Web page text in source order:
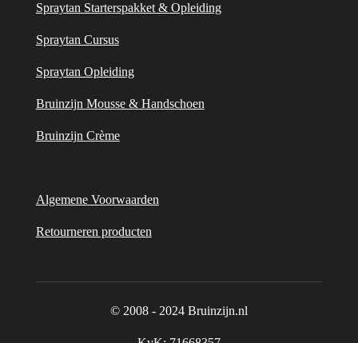
Spraytan Starterspakket & Opleiding
Spraytan Cursus
Spraytan Opleiding
Bruinzijn Mousse & Handschoen
Bruinzijn Crème
Algemene Voorwaarden
Retourneren producten
© 2008 - 2024 Bruinzijn.nl